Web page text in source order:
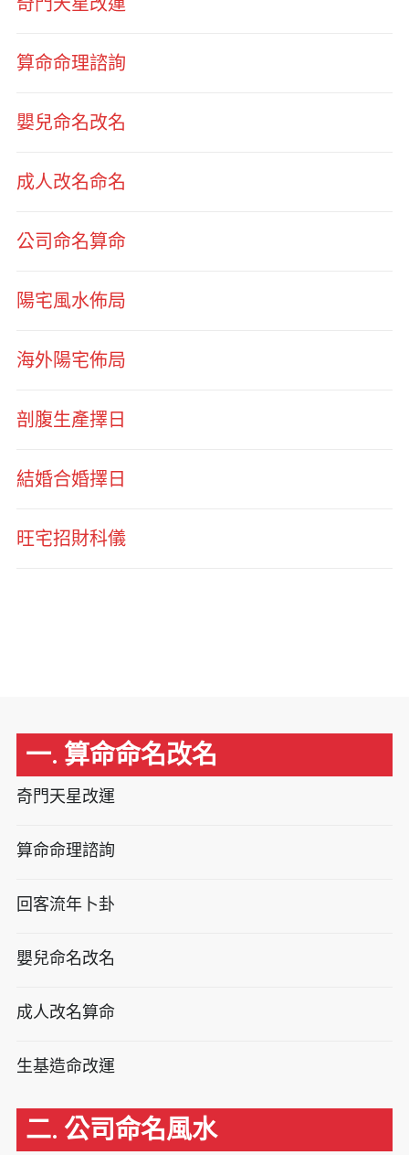
算命命理諮詢
嬰兒命名改名
成人改名命名
公司命名算命
陽宅風水佈局
海外陽宅佈局
剖腹生產擇日
結婚合婚擇日
旺宅招財科儀
一. 算命命名改名
奇門天星改運
算命命理諮詢
回客流年卜卦
嬰兒命名改名
成人改名算命
生基造命改運
二. 公司命名風水